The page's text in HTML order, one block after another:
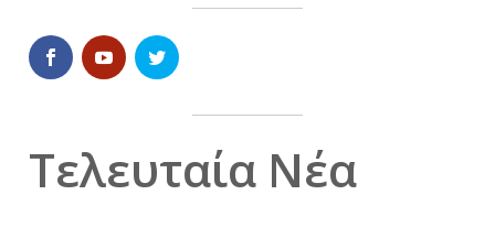
Τελευταία Νέα